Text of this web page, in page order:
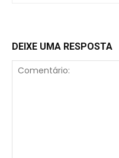
DEIXE UMA RESPOSTA